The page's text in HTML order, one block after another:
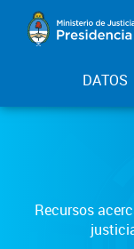
DATOS
Recursos